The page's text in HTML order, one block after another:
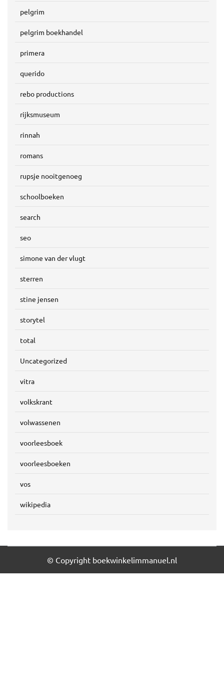
pelgrim
pelgrim boekhandel
primera
querido
rebo productions
rijksmuseum
rinnah
romans
rupsje nooitgenoeg
schoolboeken
search
seo
simone van der vlugt
sterren
stine jensen
storytel
total
Uncategorized
vitra
volkskrant
volwassenen
voorleesboek
voorleesboeken
vos
wikipedia
© Copyright boekwinkelimmanuel.nl